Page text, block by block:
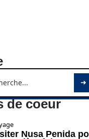
de coeur
Nusa Penida